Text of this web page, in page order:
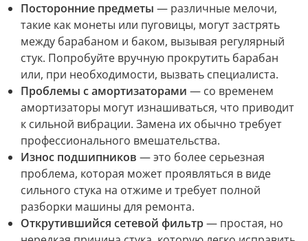
Посторонние предметы — различные мелочи,
такие как монеты или пуговицы, могут застрять
между барабаном и баком, вызывая регулярный
стук. Попробуйте вручную прокрутить барабан
или, при необходимости, вызвать специалиста.
Проблемы с амортизаторами — со временем
амортизаторы могут изнашиваться, что приводит
к сильной вибрации. Замена их обычно требует
профессионального вмешательства.
Износ подшипников — это более серьезная
проблема, которая может проявляться в виде
сильного стука на отжиме и требует полной
разборки машины для ремонта.
Открутившийся сетевой фильтр— простая, но